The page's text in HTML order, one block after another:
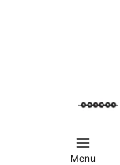
Menu